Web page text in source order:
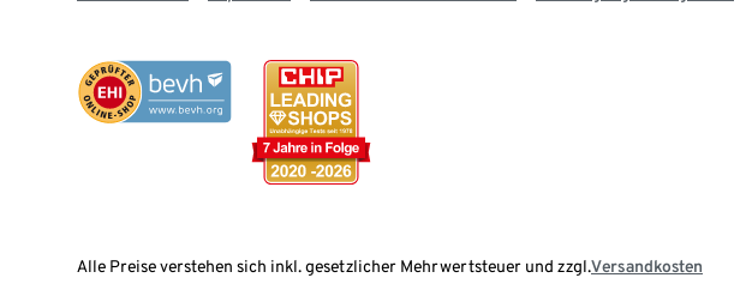
Alle Preise verstehen sich inkl. gesetzlicher Mehrwertsteuer und zzgl.Versandkosten